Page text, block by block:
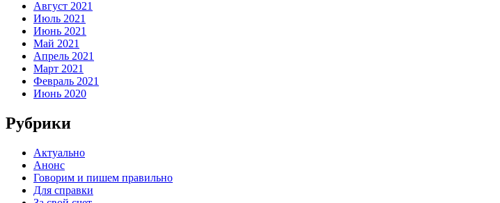
Август 2021
Июль 2021
Июнь 2021
Май 2021
Апрель 2021
Март 2021
Февраль 2021
Июнь 2020
Рубрики
Актуально
Анонс
Говорим и пишем правильно
Для справки